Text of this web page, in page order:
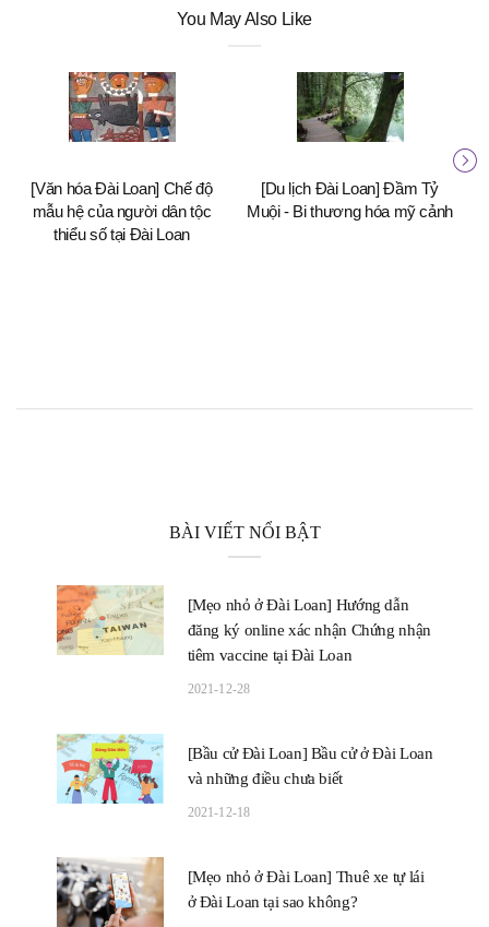
You May Also Like
[Văn hóa Đài Loan] Chế độ
mẫu hệ của người dân tộc
thiểu số tại Đài Loan
[Du lịch Đài Loan] Đầm Tỷ
Muội - Bi thương hóa mỹ cảnh
BÀI VIẾT NỔI BẬT
[Mẹo nhỏ ở Đài Loan] Hướng dẫn
đăng ký online xác nhận Chứng nhận
tiêm vaccine tại Đài Loan
2021-12-28
[Bầu cử Đài Loan] Bầu cử ở Đài Loan
và những điều chưa biết
2021-12-18
[Mẹo nhỏ ở Đài Loan] Thuê xe tự lái
ở Đài Loan tại sao không?